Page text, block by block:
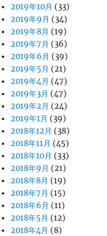
2019年10月 (33)
2019年9月 (34)
2019年8月 (19)
2019年7月 (36)
2019年6月 (39)
2019年5月 (21)
2019年4月 (47)
2019年3月 (47)
2019年2月 (24)
2019年1月 (39)
2018年12月 (38)
2018年11月 (45)
2018年10月 (33)
2018年9月 (21)
2018年8月 (19)
2018年7月 (15)
2018年6月 (11)
2018年5月 (12)
2018年4月 (8)